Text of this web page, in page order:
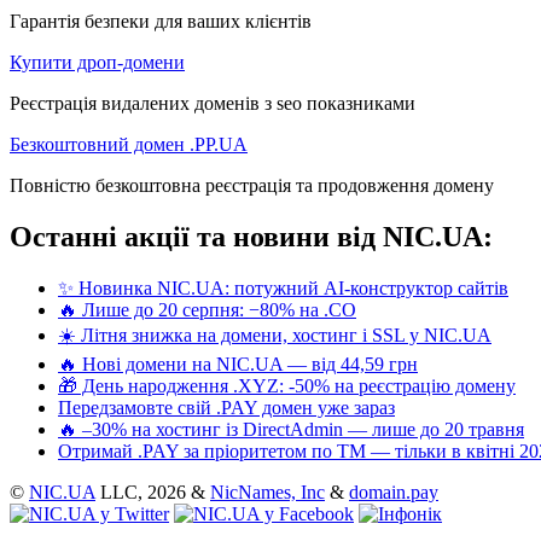
Гарантія безпеки для ваших клієнтів
Купити дроп-домени
Реєстрація видалених доменів з seo показниками
Безкоштовний домен .PP.UA
Повністю безкоштовна реєстрація та продовження домену
Останні акції та новини від NIC.UA:
✨ Новинка NIC.UA: потужний AI-конструктор сайтів
🔥 Лише до 20 серпня: −80% на .CO
☀️ Літня знижка на домени, хостинг і SSL у NIC.UA
🔥 Нові домени на NIC.UA — від 44,59 грн
🎁 День народження .XYZ: -50% на реєстрацію домену
Передзамовте свій .PAY домен уже зараз
🔥 –30% на хостинг із DirectAdmin — лише до 20 травня
Отримай .PAY за пріоритетом по ТМ — тільки в квітні
© NIC.UA LLC, 2026 & NicNames, Inc & domain.pay